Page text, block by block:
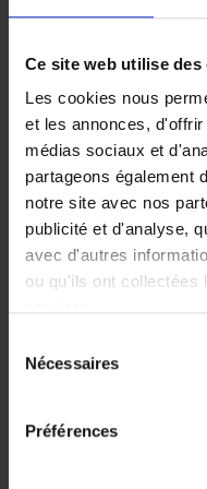
Ce site web utilise des
Les cookies nous
et les annonces,
médias sociaux et
partageons également
notre site avec nos
publicité et d'analyse,
avec d'autres
ou qu'ils ont collectées
Nécessaires
Préférences
Faites
envies
Chez Makila
voyage est
construisons
mesure.